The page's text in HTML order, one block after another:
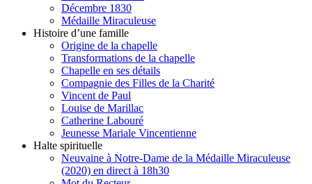
Décembre 1830
Médaille Miraculeuse
Histoire d’une famille
Origine de la chapelle
Transformations de la chapelle
Chapelle en ses détails
Compagnie des Filles de la Charité
Vincent de Paul
Louise de Marillac
Catherine Labouré
Jeunesse Mariale Vincentienne
Halte spirituelle
Neuvaine à Notre-Dame de la Médaille Miraculeuse
(2020) en direct à 18h30